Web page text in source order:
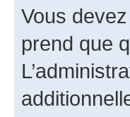
Vous
prend que